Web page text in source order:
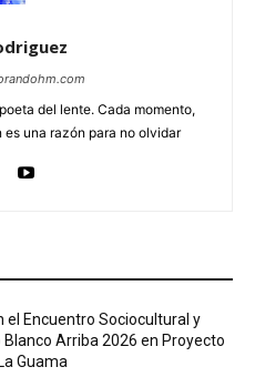
del lente. Cada momento,
una razón para no olvidar
el Encuentro Sociocultural y
Blanco Arriba 2026 en Proyecto
Guama